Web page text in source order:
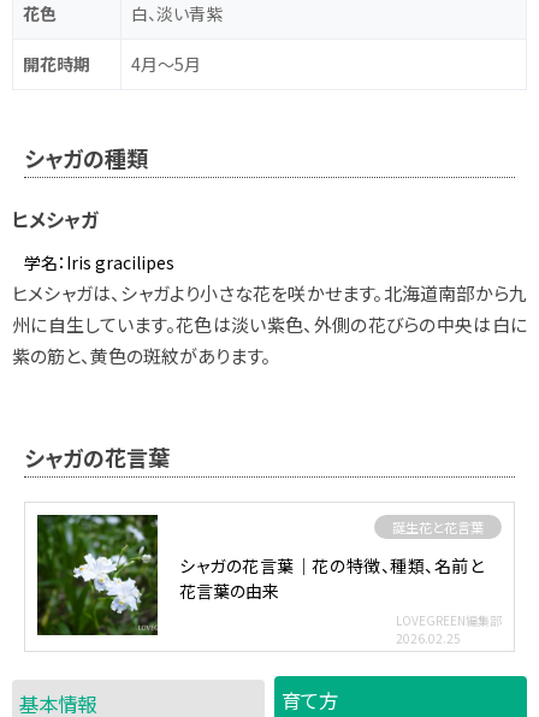
花色 白、淡い青紫
開花時期 4月～5月
シャガの種類
ヒメシャガ
学名： Iris gracilipes
ヒメシャガは、シャガより小さな花を咲かせます。北海道南部から九
州に自生しています。花色は淡い紫色、外側の花びらの中央は白に
紫の筋と、黄色の斑紋があります。
シャガの花言葉
誕生花と花言葉
シャガの花言葉｜花の特徴、種類、名前と
花言葉の由来
LOVEGREEN編集部
2026.02.25
基本情報 育て方